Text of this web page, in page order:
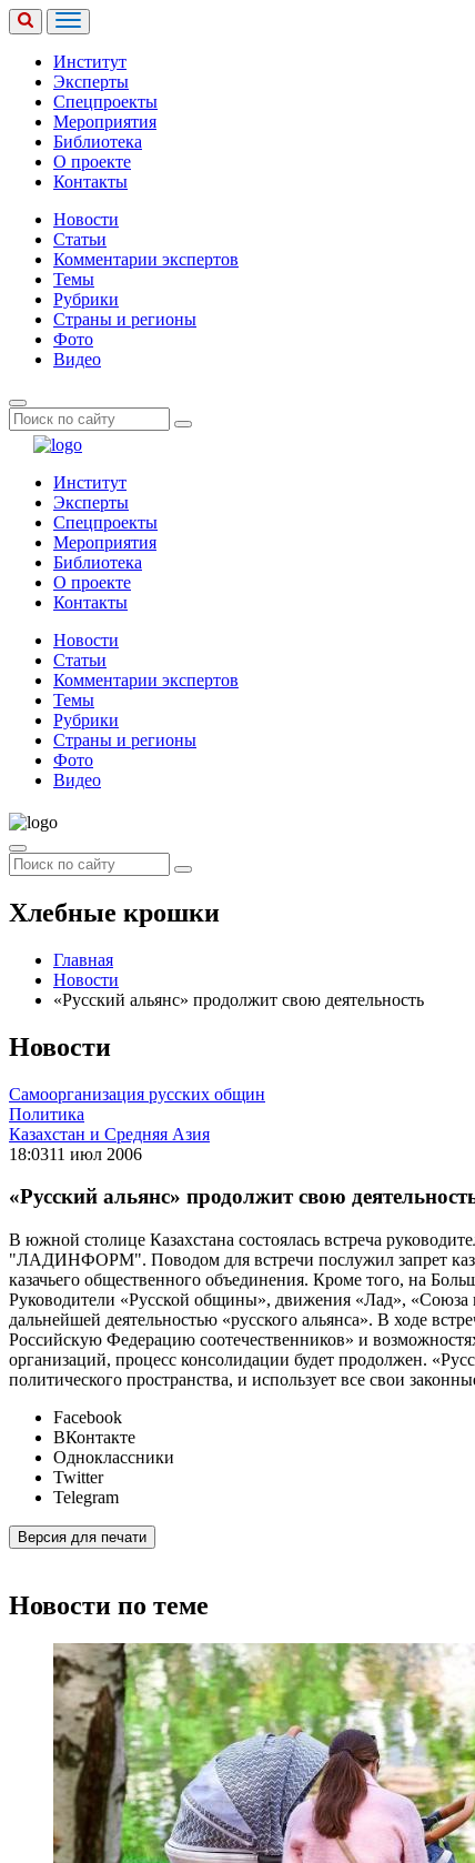
Институт
Эксперты
Спецпроекты
Мероприятия
Библиотека
О проекте
Контакты
Новости
Статьи
Комментарии экспертов
Темы
Рубрики
Страны и регионы
Фото
Видео
Институт
Эксперты
Спецпроекты
Мероприятия
Библиотека
О проекте
Контакты
Новости
Статьи
Комментарии экспертов
Темы
Рубрики
Страны и регионы
Фото
Видео
Хлебные крошки
Главная
Новости
«Русский альянс» продолжит свою деятельность
Новости
Самоорганизация русских общин
Политика
Казахстан и Средняя Азия
18:0311 июл 2006
«Русский альянс» продолжит свою
В южной столице Казахстана состоялась встреча
"ЛАДИНФОРМ". Поводом для встречи послужил запрет
казачьего общественного объединения. Кроме того, на
Руководители «Русской общины», движения «Лад», «Союза
дальнейшей деятельностью «русского альянса». В ходе
Российскую Федерацию соотечественников» и
организаций, процесс консолидации будет продолжен.
политического пространства, и использует все свои
Facebook
ВКонтакте
Одноклассники
Twitter
Telegram
Версия для печати
Новости по теме